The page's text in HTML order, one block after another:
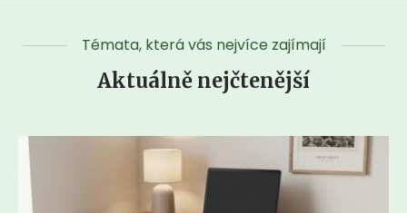
Témata, která vás nejvíce zajímají
Aktuálně nejčtenější